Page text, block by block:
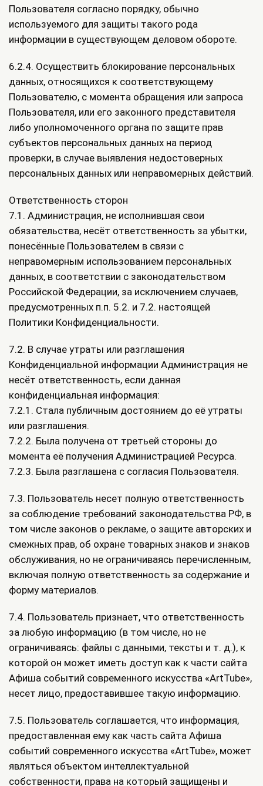
Пользователя согласно порядку, обычно
используемого для защиты такого рода
информации в существующем деловом обороте.
6.2.4. Осуществить блокирование персональных
данных, относящихся к соответствующему
Пользователю, с момента обращения или запроса
Пользователя, или его законного представителя
либо уполномоченного органа по защите прав
субъектов персональных данных на период
проверки, в случае выявления недостоверных
персональных данных или неправомерных действий.
Ответственность сторон
7.1. Администрация, не исполнившая свои
обязательства, несёт ответственность за убытки,
понесённые Пользователем в связи с
неправомерным использованием персональных
данных, в соответствии с законодательством
Российской Федерации, за исключением случаев,
предусмотренных п.п. 5.2. и 7.2. настоящей
Политики Конфиденциальности.
7.2. В случае утраты или разглашения
Конфиденциальной информации Администрация не
несёт ответственность, если данная
конфиденциальная информация:
7.2.1. Стала публичным достоянием до её утраты
или разглашения.
7.2.2. Была получена от третьей стороны до
момента её получения Администрацией Ресурса.
7.2.3. Была разглашена с согласия Пользователя.
7.3. Пользователь несет полную ответственность
за соблюдение требований законодательства РФ, в
том числе законов о рекламе, о защите авторских и
смежных прав, об охране товарных знаков и знаков
обслуживания, но не ограничиваясь перечисленным,
включая полную ответственность за содержание и
форму материалов.
7.4. Пользователь признает, что ответственность
за любую информацию (в том числе, но не
ограничиваясь: файлы с данными, тексты и т. д.), к
которой он может иметь доступ как к части сайта
Афиша событий современного искусства «ArtTube»,
несет лицо, предоставившее такую информацию.
7.5. Пользователь соглашается, что информация,
предоставленная ему как часть сайта Афиша
событий современного искусства «ArtTube», может
являться объектом интеллектуальной
собственности, права на который защищены и